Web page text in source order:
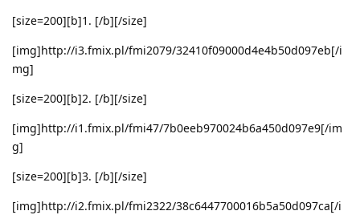
[size=200][b]1. [/b][/size]
[img]http://i3.fmix.pl/fmi2079/32410f09000d4e4b50d097eb[/i
mg]
[size=200][b]2. [/b][/size]
[img]http://i1.fmix.pl/fmi47/7b0eeb970024b6a450d097e9[/im
g]
[size=200][b]3. [/b][/size]
[img]http://i2.fmix.pl/fmi2322/38c6447700016b5a50d097ca[/i